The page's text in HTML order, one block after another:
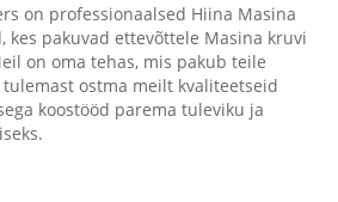
on professionaalsed Hiina Masina
pakuvad ettevõttele Masina kruvi
on oma tehas, mis pakub teile
ostma meilt kvaliteetseid
koostööd parema tuleviku ja